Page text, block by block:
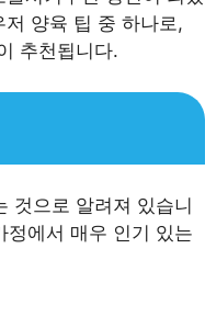
양육 팁 중 하나로,
추천됩니다.
것으로 알려져 있습니
에서 매우 인기 있는